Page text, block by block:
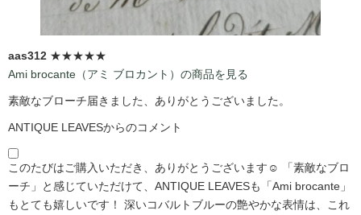
aas312 ★★★★★
Ami brocante（アミ ブロカント）の商品を見る
素敵なブローチ届きました、ありがとうございました。
ANTIQUE LEAVESからのコメント
このたびはご購入いただき、ありがとうございます☺️ 「素敵なブロ
ーチ」と感じていただけて、ANTIQUE LEAVESも「Ami brocante」
もとても嬉しいです！ 深いコバルトブルーの艶やかな表情は、これ